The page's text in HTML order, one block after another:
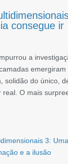
consegue ir
a
solidão do único,
real. O mais